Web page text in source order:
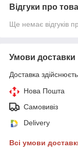
Відгуки про
Ще немає відгуків
Умови доставки
Доставка
Нова Пошта
Самовивіз
Delivery
Всі умови